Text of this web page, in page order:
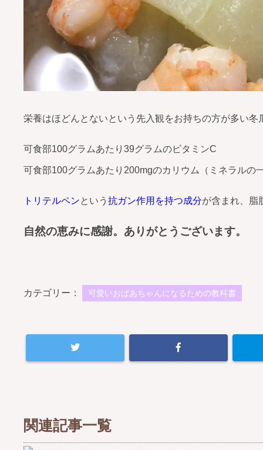
栄養はほどんとないという先入観をお持ちの方が多い
可食部100グラムあたり39グラムのビタミンC
可食部100グラムあたり200mgのカリウム（ミネラルの
トリテルペンという 抗ガン作用を持つ成分が含まれ、脂
自然の恵みに感謝。ありがとうございます。
カテゴリー： 可愛いおばあちゃんになるための教科書
関連記事一覧